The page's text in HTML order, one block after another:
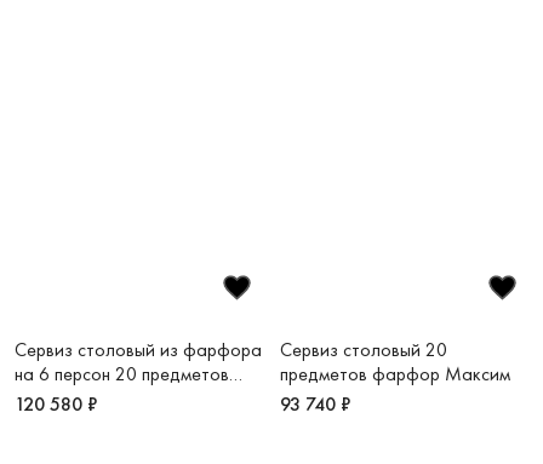
Сервиз столовый из фарфора
на 6 персон 20 предметов
Олимп
120 580 ₽
Сервиз столовый 20
предметов фарфор Максим
93 740 ₽